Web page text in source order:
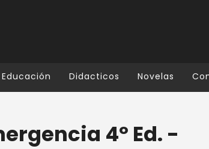
Educación Didacticos Novelas
4º Ed. -